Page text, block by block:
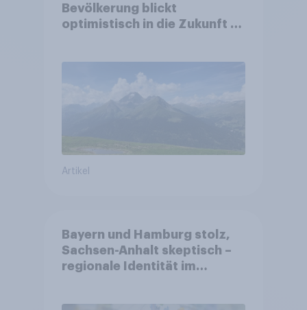
Bevölkerung blickt
optimistisch in die Zukunft –
Altersvorsorge
Artikel
Bayern und Hamburg stolz,
Sachsen-Anhalt skeptisch –
regionale Identität im